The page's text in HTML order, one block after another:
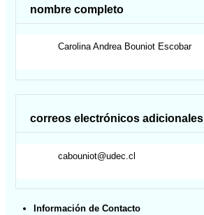
nombre completo
Carolina Andrea Bouniot Escobar
correos electrónicos adicionales
cabouniot@udec.cl
Información de Contacto